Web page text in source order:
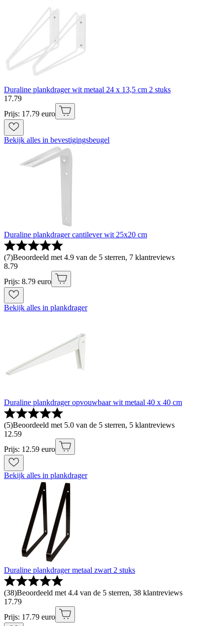
Duraline plankdrager wit metaal 24 x 13,5 cm 2 stuks
17.79
Prijs: 17.79 euro
Bekijk alles in bevestigingsbeugel
Duraline plankdrager cantilever wit 25x20 cm
(7)Beoordeeld met 4.9 van de 5 sterren, 7 klantreviews
8.79
Prijs: 8.79 euro
Bekijk alles in plankdrager
Duraline plankdrager opvouwbaar wit metaal 40 x 40 cm
(5)Beoordeeld met 5.0 van de 5 sterren, 5 klantreviews
12.59
Prijs: 12.59 euro
Bekijk alles in plankdrager
Duraline plankdrager metaal zwart 2 stuks
(38)Beoordeeld met 4.4 van de 5 sterren, 38 klantreviews
17.79
Prijs: 17.79 euro